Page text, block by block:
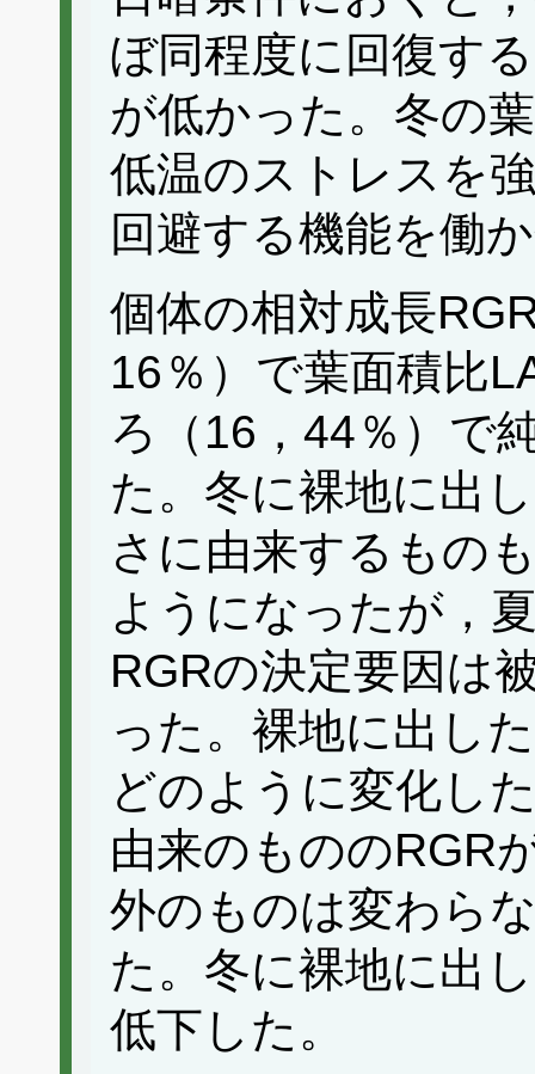
ぼ同程度に回復す
が低かった。冬の
低温のストレスを
回避する機能を働
個体の相対成長
16％）で葉面積比
ろ（16，44％）で
た。冬に裸地に出
さに由来するもの
ようになったが，
RGRの決定要因は
った。裸地に出し
どのように変化し
由来のもののRGR
外のものは変わら
た。冬に裸地に出
低下した。